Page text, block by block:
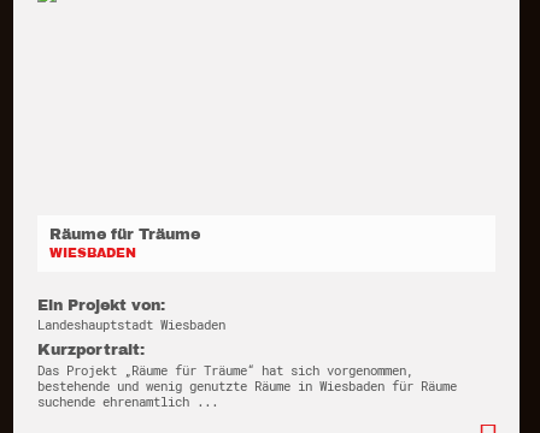
Räume für Träume
WIESBADEN
Ein Projekt von:
Landeshauptstadt Wiesbaden
Kurzportrait:
Das Projekt „Räume für Träume“ hat sich vorgenommen,
bestehende und wenig genutzte Räume in Wiesbaden für Räume
suchende ehrenamtlich ...